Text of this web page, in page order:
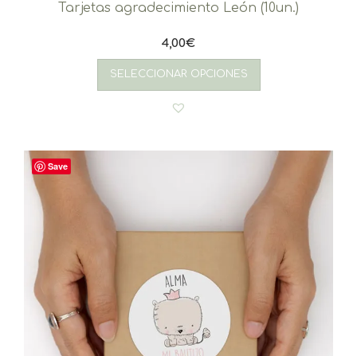
Tarjetas agradecimiento León (10un.)
4,00€
SELECCIONAR OPCIONES
Save